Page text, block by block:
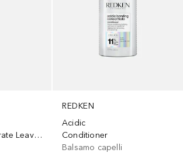
Bonding Concentrate Leave-In Treatment
REDKEN
Acidic
Conditioner
Balsamo capelli